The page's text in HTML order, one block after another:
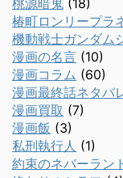
桃源暗鬼 (18)
椿町ロンリープラ
機動戦士ガンダム
漫画の名言 (10)
漫画コラム (60)
漫画最終話ネタバ
漫画買取 (7)
漫画飯 (3)
私刑執行人 (1)
約束のネバーラン